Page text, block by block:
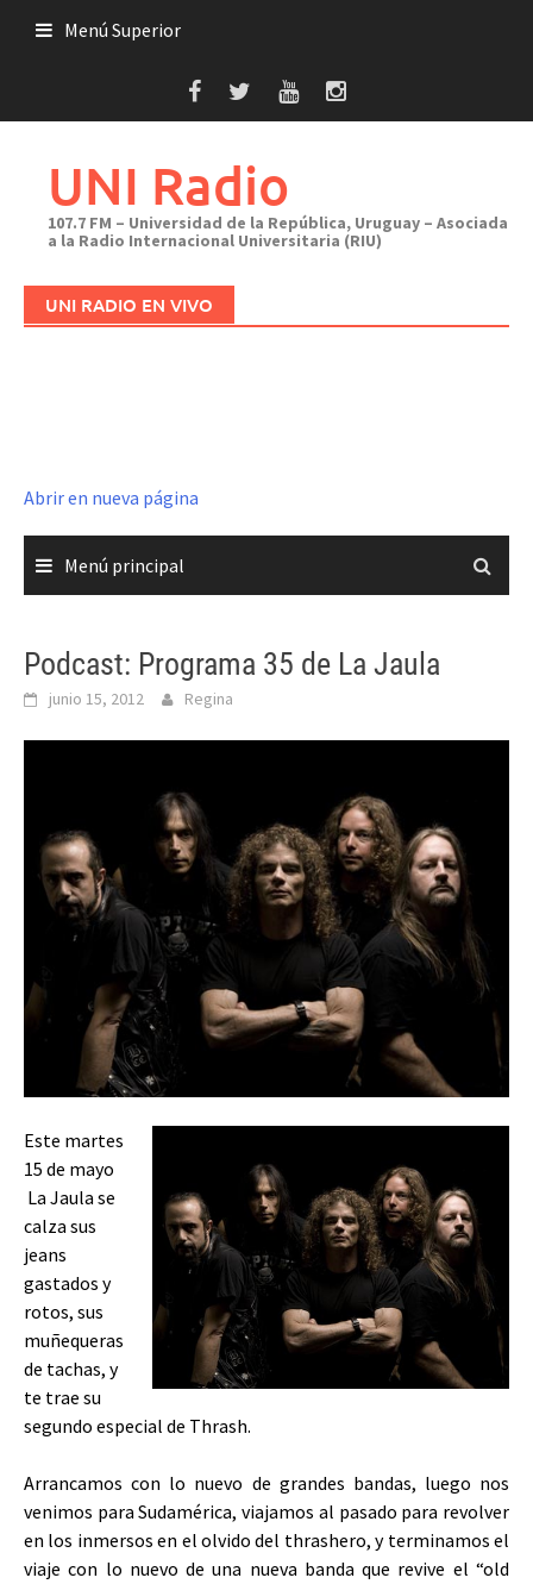
Menú Superior
UNI Radio
107.7 FM – Universidad de la República, Uruguay – Asociada
a la Radio Internacional Universitaria (RIU)
UNI RADIO EN VIVO
Abrir en nueva página
Menú principal
Podcast: Programa 35 de La Jaula
junio 15, 2012 Regina
Este martes
15 de mayo
La Jaula se
calza sus
jeans
gastados y
rotos, sus
muñequeras
de tachas, y
te trae su
segundo especial de Thrash.
Arrancamos con lo nuevo de grandes bandas, luego nos
venimos para Sudamérica, viajamos al pasado para revolver
en los inmersos en el olvido del thrashero, y terminamos el
viaje con lo nuevo de una nueva banda que revive el “old